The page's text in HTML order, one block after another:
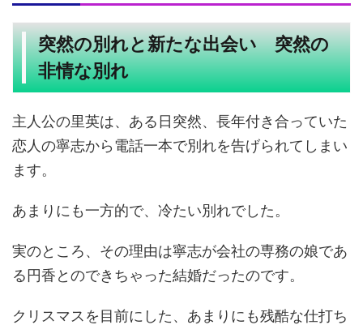
突然の別れと新たな出会い 突然の
非情な別れ
主人公の里英は、ある日突然、長年付き合っていた
恋人の寧志から電話一本で別れを告げられてしまい
ます。
あまりにも一方的で、冷たい別れでした。
実のところ、その理由は寧志が会社の専務の娘であ
る円香とのできちゃった結婚だったのです。
クリスマスを目前にした、あまりにも残酷な仕打ち